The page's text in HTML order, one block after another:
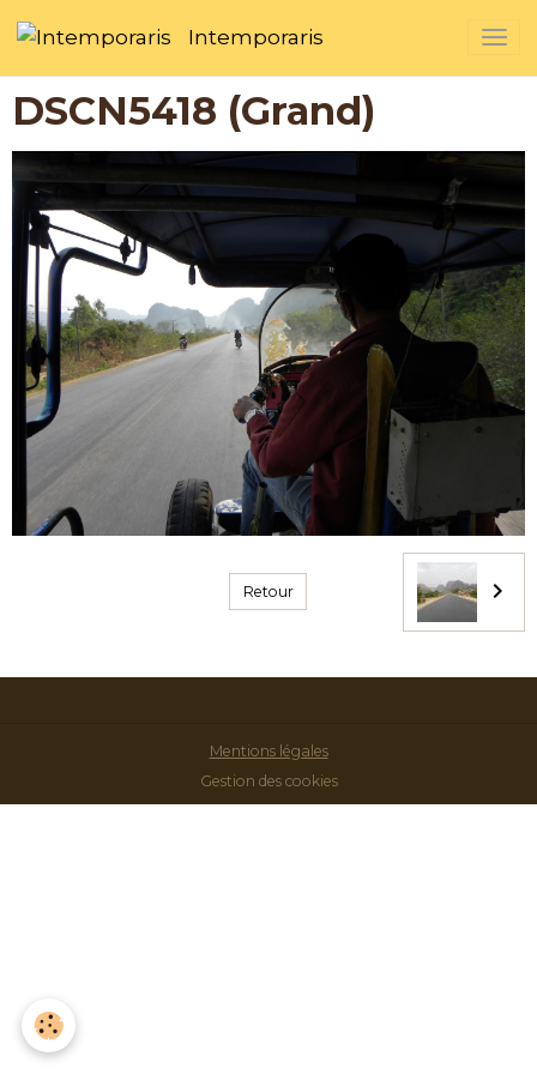
Intemporaris
DSCN5418 (Grand)
Retour
Mentions légales
Gestion des cookies